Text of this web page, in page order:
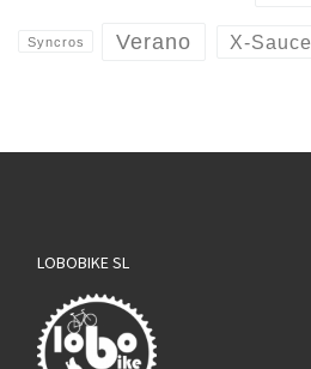
Syncros Verano X-Sauce
LOBOBIKE SL